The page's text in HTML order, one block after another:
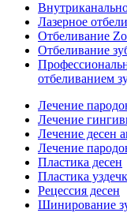
Лазерное
Отбеливание
Отбеливание
отбеливанием
Лечение
Лечение
Лечение десен
Лечение
Пластика десен
Пластика
Рецессия десен
Шинирование